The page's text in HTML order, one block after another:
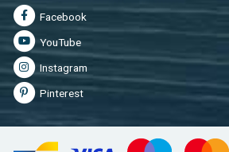
Fa­cebook
You­Tu­be
In­st­agram
Pin­te­rest